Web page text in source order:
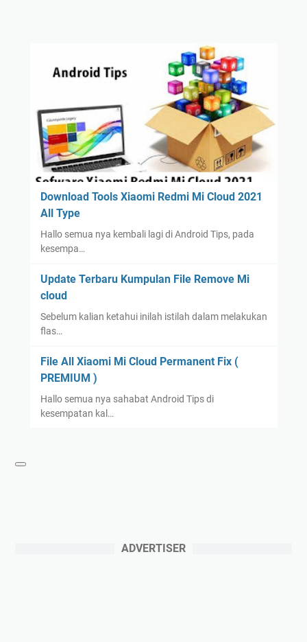
Download Tools Xiaomi Redmi Mi Cloud 2021
All Type
Hallo semua nya kembali lagi di Android Tips, pada
kesempa…
Update Terbaru Kumpulan File Remove Mi
cloud
Sebelum kalian ketahui inilah istilah dalam melakukan
flas…
File All Xiaomi Mi Cloud Permanent Fix (
PREMIUM )
Hallo semua nya sahabat Android Tips di
kesempatan kal…
ADVERTISER